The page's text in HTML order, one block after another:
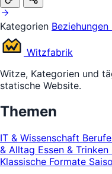
Kategorien Beziehungen
Witzfabrik
Witze, Kategorien und
statische Website.
Themen
IT & Wissenschaft
& Alltag Essen & Trinken
Klassische Formate